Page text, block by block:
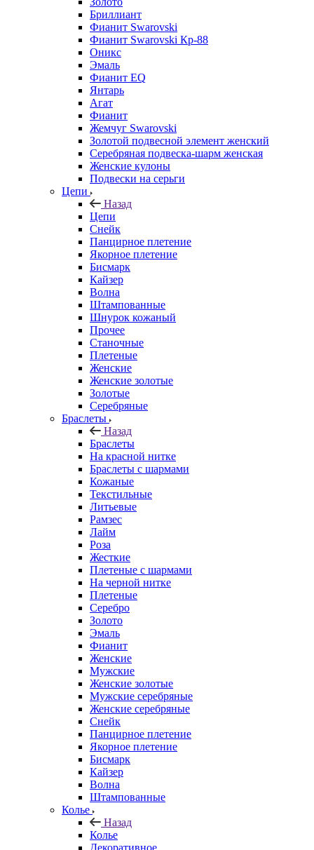
Бриллиант
Фианит Swarovski
Фианит Swarovski Кр-88
Оникс
Эмаль
Фианит EQ
Янтарь
Агат
Фианит
Жемчуг Swarovski
Золотой подвесной элемент женcкий
Серебряная подвеска-шарм женская
Женские кулоны
Подвески на серьги
Цепи
Назад
Цепи
Снейк
Панцирное плетение
Якорное плетение
Бисмарк
Кайзер
Волна
Штампованные
Шнурок кожаный
Прочее
Станочные
Плетеные
Женские
Женские золотые
Золотые
Серебряные
Браслеты
Назад
Браслеты
На красной нитке
Браслеты с шармами
Кожаные
Текстильные
Литьевые
Рамзес
Лайм
Роза
Жесткие
Плетеные с шармами
На черной нитке
Плетеные
Серебро
Золото
Эмаль
Фианит
Женские
Мужские
Женские золотые
Мужские серебряные
Женские серебряные
Снейк
Панцирное плетение
Якорное плетение
Бисмарк
Кайзер
Волна
Штампованные
Колье
Назад
Колье
Декоративное